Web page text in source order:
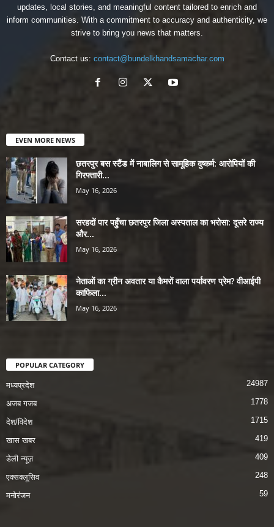
updates, local stories, and meaningful content tailored to enrich and
inform communities. With a commitment to accuracy and authenticity, we
strive to bring you news that matters.
Contact us: contact@bundelkhandsamachar.com
EVEN MORE NEWS
छतरपुर बस स्टैंड में नाबालिग से सामूहिक दुष्कर्म: आरोपियों की
गिरफ्तारी...
May 16, 2026
सरहदों पार पहुँचा छतरपुर जिला अस्पताल का भरोसा: दूसरे राज्य
और...
May 16, 2026
नेताओं का ग्रीन अवतार या कैमरों वाला पर्यावरण प्रेम? वीआईपी
काफिला...
May 16, 2026
POPULAR CATEGORY
मध्यप्रदेश 24987
अजब गजब 1778
देश/विदेश 1715
खास खबर 419
डेली न्यूज़ 409
एक्सक्लूसिव 248
मनोरंजन 59